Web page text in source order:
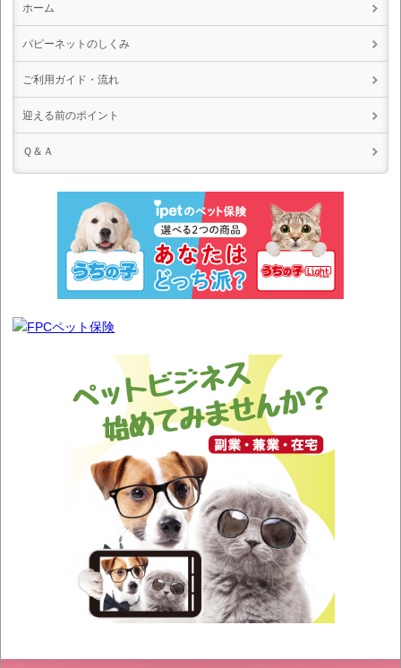
ホーム
パピーネットのしくみ
ご利用ガイド・流れ
迎える前のポイント
Ｑ＆Ａ